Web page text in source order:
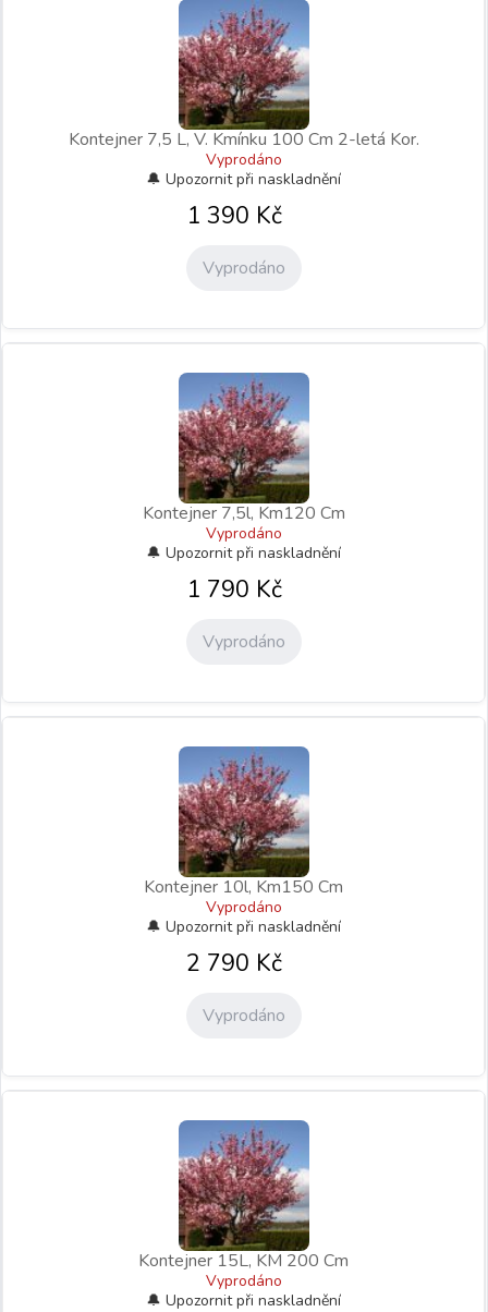
Kontejner 7,5 L, V. Kmínku 100 Cm 2-letá Kor.
Vyprodáno
1 390 Kč
Vyprodáno
Kontejner 7,5l, Km120 Cm
Vyprodáno
1 790 Kč
Vyprodáno
Kontejner 10l, Km150 Cm
Vyprodáno
2 790 Kč
Vyprodáno
Kontejner 15L, KM 200 Cm
Vyprodáno